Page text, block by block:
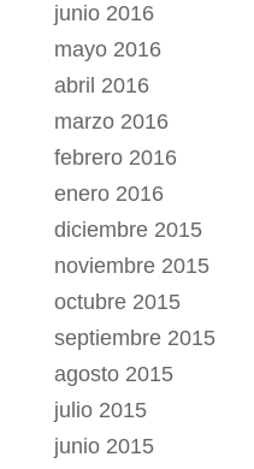
junio 2016
mayo 2016
abril 2016
marzo 2016
febrero 2016
enero 2016
diciembre 2015
noviembre 2015
octubre 2015
septiembre 2015
agosto 2015
julio 2015
junio 2015